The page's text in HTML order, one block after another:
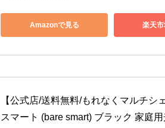
Amazonで見る 楽天
【公式店/送料無料/もれなくマルチ
スマート (bare smart) ブラック 家庭